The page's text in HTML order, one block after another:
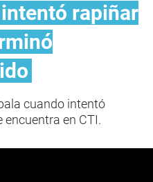
rapiñar
cuando intentó
encuentra en CTI.